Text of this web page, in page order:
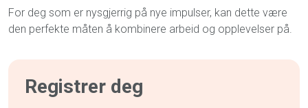
For deg som er nysgjerrig på nye impulser, kan dette være
den perfekte måten å kombinere arbeid og opplevelser på.
Registrer deg